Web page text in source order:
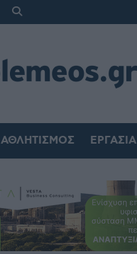
ΑΘΛΗΤΙΣΜΌΣ ΕΡΓΑΣΊΑ